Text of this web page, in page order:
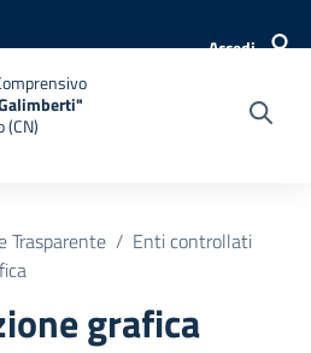
Accedi
(CN)
Trasparente
Enti controllati
grafica